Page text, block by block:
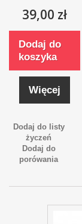
39,00 zł
Dodaj do
koszyka
Więcej
Dodaj do listy
życzeń
Dodaj do
porówania